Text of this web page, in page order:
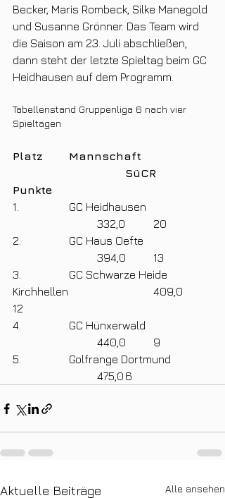
Becker, Maris Rombeck, Silke Manegold
und Susanne Grönner. Das Team wird
die Saison am 23. Juli abschließen,
dann steht der letzte Spieltag beim GC
Heidhausen auf dem Programm.
Tabellenstand Gruppenliga 6 nach vier
Spieltagen
Platz	Mannschaft
Punkte
1. 		GC Heidhausen
			332,0	20
2. 		GC Haus Oefte
			394,0	13
3. 		GC Schwarze Heide
Kirchhellen			409,0
12
4. 		GC Hünxerwald
			440,0	9
5. 		Golfrange Dortmund
			475,0	6
Aktuelle Beiträge Alle ansehen